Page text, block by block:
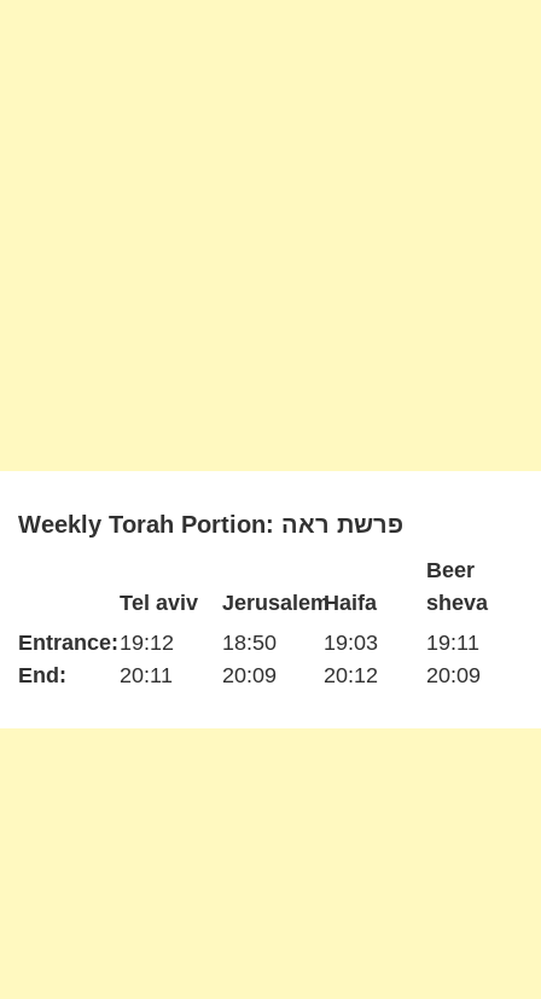
Weekly Torah Portion: פרשת ראה
Entrance:
End:
Tel aviv
19:12
20:11
Jerusalem
18:50
20:09
Haifa
19:03
20:12
Beer
sheva
19:11
20:09